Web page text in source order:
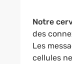
Notre
des
Les
cellules